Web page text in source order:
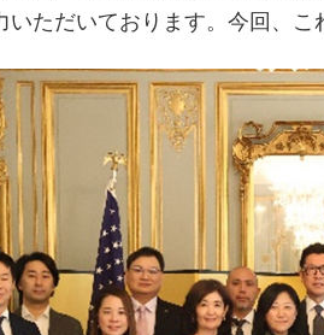
ただいております。今回、こ